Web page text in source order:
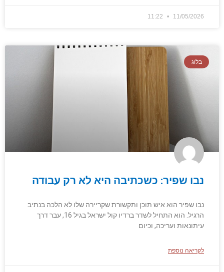
11/05/2026
בלוג
נבו שפיר: כשכתיבה היא לא רק עבודה
נבו שפיר הוא איש תוכן ותקשורת שקריירה שלו לא הלכה בנתיב
הרגיל. הוא התחיל לשדר ברדיו קול ישראל בגיל 16, עבר דרך
עיתונאות ועריכה, וכיום
לקריאה נוספת